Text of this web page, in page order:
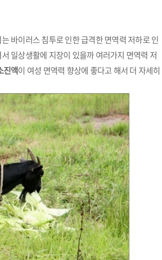
바이러스 침투로 인한 급격한 면역력 저하로 인
일상생활에 지장이 있을까 여러가지 면역력 저
진액이 여성 면역력 향상에 좋다고 해서 더 자세히